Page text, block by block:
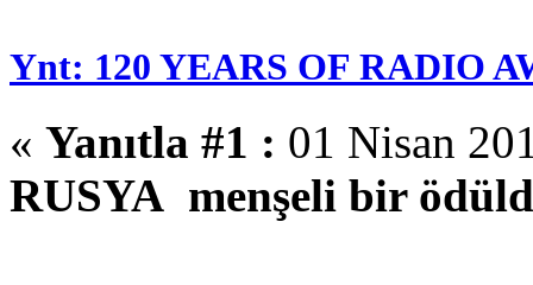
Ynt: 120 YEARS OF RADIO
« Yanıtla #1 : 01 Nisan
RUSYA menşeli bir